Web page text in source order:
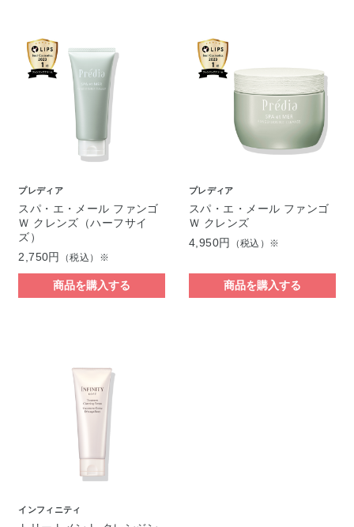
プレディア
スパ・エ・メール ファンゴ
Ｗ クレンズ（ハーフサイ
ズ）
2,750円
（税込）※
商品を購入する
プレディア
スパ・エ・メール ファンゴ
Ｗ クレンズ
4,950円
（税込）※
商品を購入する
インフィニティ